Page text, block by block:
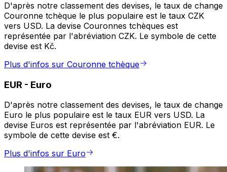
D'après notre classement des devises, le taux de change
Couronne tchèque le plus populaire est le taux CZK
vers USD. La devise Couronnes tchèques est
représentée par l'abréviation CZK. Le symbole de cette
devise est Kč.
Plus d'infos sur Couronne tchèque
EUR - Euro
D'après notre classement des devises, le taux de change
Euro le plus populaire est le taux EUR vers USD. La
devise Euros est représentée par l'abréviation EUR. Le
symbole de cette devise est €.
Plus d'infos sur Euro